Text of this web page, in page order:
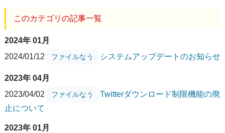
このカテゴリの記事一覧
2024年 01月
2024/01/12
ファイルなう システムアップデートのお知らせ
2023年 04月
2023/04/02
ファイルなう
Twitterダウンロード制限機能の廃
止について
2023年 01月